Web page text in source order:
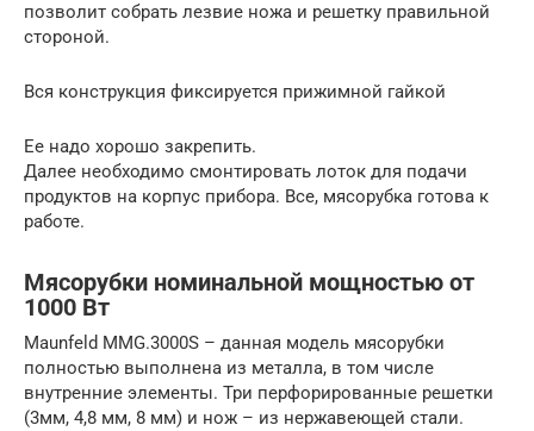
позволит собрать лезвие ножа и решетку правильной
стороной.
Вся конструкция фиксируется прижимной гайкой
Ее надо хорошо закрепить.
Далее необходимо смонтировать лоток для подачи
продуктов на корпус прибора. Все, мясорубка готова к
работе.
Мясорубки номинальной мощностью от
1000 Вт
Maunfeld MMG.3000S – данная модель мясорубки
полностью выполнена из металла, в том числе
внутренние элементы. Три перфорированные решетки
(3мм, 4,8 мм, 8 мм) и нож – из нержавеющей стали.